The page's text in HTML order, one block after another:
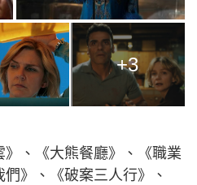
+3
、《大熊餐廳》、《職業
》、《破案三人行》、